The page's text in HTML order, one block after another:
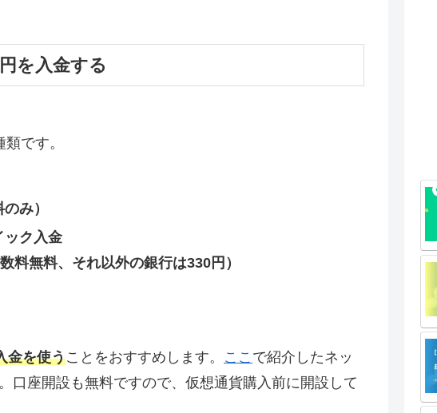
を入金する
です。
み）
ック入金
料無料、それ以外の銀行は330円）
金を使うことをおすすめします。 ここ で紹介したネッ
口座開設も無料ですので、仮想通貨購入前に開設して